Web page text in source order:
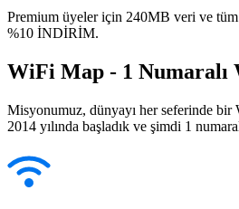
Premium üyeler için 240MB veri ve tüm
%10 İNDİRİM.
WiFi Map - 1 Numaralı
Misyonumuz, dünyayı her seferinde bir
2014 yılında başladık ve şimdi 1